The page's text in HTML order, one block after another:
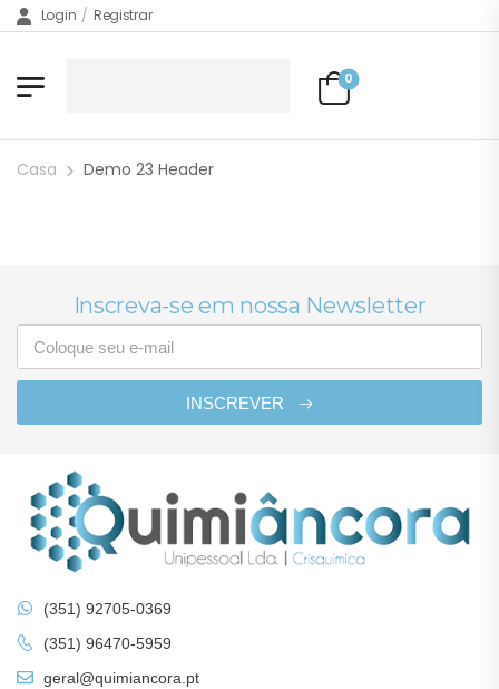
Login / Registrar
0
Casa Demo 23 Header
Inscreva-se em nossa Newsletter
INSCREVER
(351) 92705-0369
(351) 96470-5959
geral@quimiancora.pt